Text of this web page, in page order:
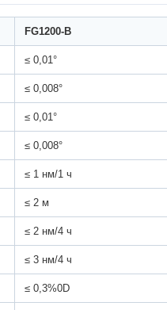
FG1200-B
≤ 0,01°
≤ 0,008°
≤ 0,01°
≤ 0,008°
≤ 1 нм/1 ч
≤ 2 м
≤ 2 нм/4 ч
≤ 3 нм/4 ч
≤ 0,3%0D